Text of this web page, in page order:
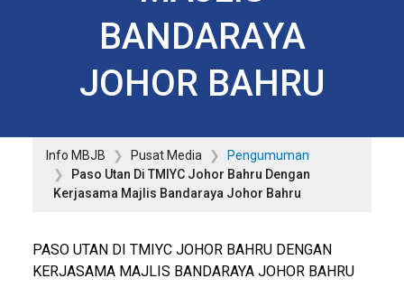
BANDARAYA
JOHOR BAHRU
Info MBJB Pusat Media
Pengumuman
Paso Utan Di TMIYC Johor Bahru Dengan
Kerjasama Majlis Bandaraya Johor Bahru
PASO UTAN DI TMIYC JOHOR BAHRU DENGAN
KERJASAMA MAJLIS BANDARAYA JOHOR BAHRU